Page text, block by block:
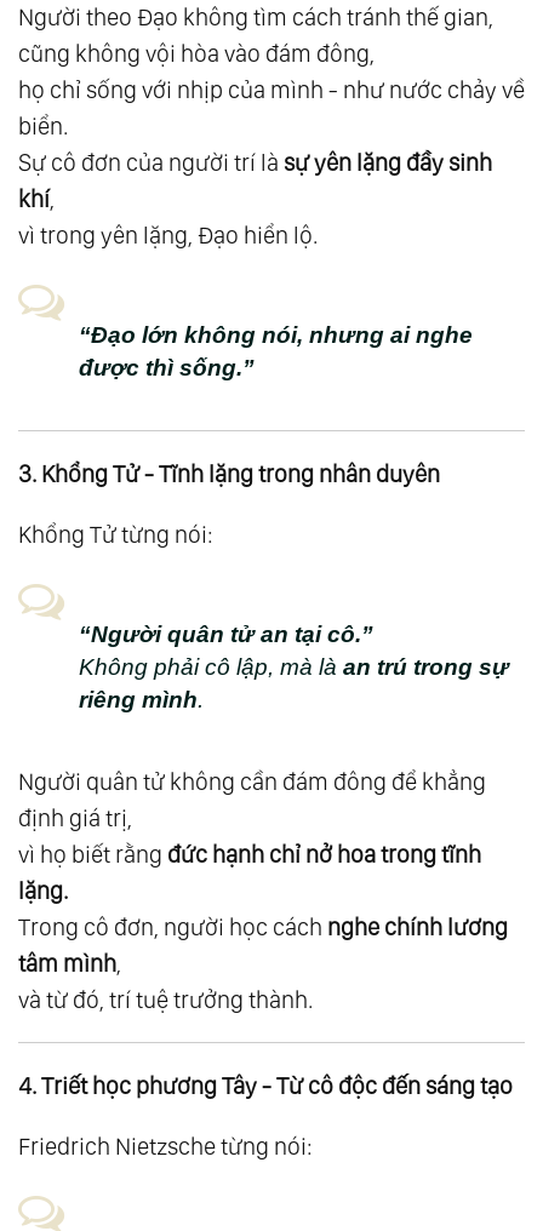
Đúng Trong Thế Giới Của Họ
51.Nhóm 4: Giải Ngộ Về Đời Sống - Hành Đạo
Trong Đời
52.
53.Giải Ngộ 22: Về Thế Giới Bên Trong - Thế
Giới Bên Ngoài
Giải Ngộ 23: Về Ba Loại Tình Yêu
55.
Lửa Bên Trong
56.Giải Ngộ 25: Về Cuộc Sống Cân Bằng
58.Nhóm 5: Giải Ngộ Triết Lý - Bản Thể Luận
59.Giải Ngộ 27: Về Thời Gian
Hỏa Ngục Đời Đời
Giải Ngộ 29: Về Nhị Nguyên - Âm Dương
62.Giải Ngộ 30: Về Tam Nguyên Thân - Tâm -
64. Giải Ngộ 32: Về Đạo - Tính Không - Nền
Tảng Vô Hình Của Vạn Hữu
65.
Giải Ngộ 33: Các Trạng Thái Của Tâm
Không
66.Giải Ngộ 34: Con Đường Trung Đạo
67.Giải Ngộ 35: Các Quy Luật Vũ Trụ
69.Giải Ngộ 37: Luật Của Một
Giải Ngộ 38: Mọi Con Đường Đều Dẫn Về
Một
72.
Người theo Đạo không tìm cách tránh thế gian,
cũng không vội hòa vào đám đông,
họ chỉ sống với nhịp của mình - như nước chảy về
biển.
Sự cô đơn của người trí là sự yên lặng đầy sinh
khí,
vì trong yên lặng, Đạo hiển lộ.
“Đạo lớn không nói, nhưng ai nghe
được thì sống.”
3. Khổng Tử - Tĩnh lặng trong nhân duyên
Khổng Tử từng nói:
“Người quân tử an tại cô.”
Không phải cô lập, mà là an trú trong sự
riêng mình.
Người quân tử không cần đám đông để khẳng
định giá trị,
vì họ biết rằng đức hạnh chỉ nở hoa trong tĩnh
lặng.
Trong cô đơn, người học cách nghe chính lương
tâm mình
và từ đó, trí tuệ trưởng thành.
4. Triết học phương Tây - Từ cô độc đến sáng tạo
Friedrich Nietzsche từng nói: